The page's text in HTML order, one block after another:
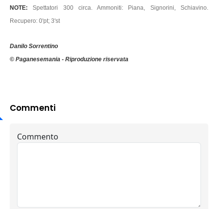
NOTE:Spettatori 300 circa. Ammoniti: Piana, Signorini, Schiavino.
Recupero: 0'pt; 3'st
Danilo Sorrentino
© Paganesemania - Riproduzione riservata
Commenti